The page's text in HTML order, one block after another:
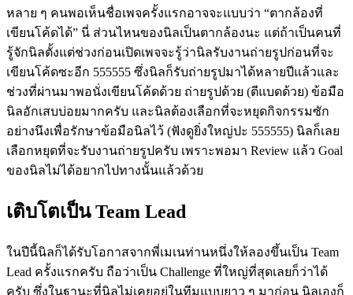
หลาย ๆ คนพอเห็นชื่อเพจครั้งแรกอาจจะแบบว่า “ตากล้องที่
เขียนโค้ดได้” นี่ ส่วนไหนของนิลเป็นตากล้องนะ แต่ถ้าเป็นคนที่
รู้จักนิลตั้งแต่ช่วงก่อนเปิดเพจจะรู้ว่านิลรับงานถ่ายรูปก่อนที่จะ
เขียนโค้ดซะอีก 555555 ซึ่งนิลก็รับถ่ายรูปมาได้หลายปีแล้วและ
ช่วงที่ผ่านมาพอนั่งเขียนโค้ดด้วย ถ่ายรูปด้วย (ตีแบดด้วย) ข้อมือ
นิลอักเสบบ่อยมากครับ และนิลต้องเลือกที่จะหยุดกิจกรรมซัก
อย่างนึงเพื่อรักษาข้อมือนิลไว้ (ฟังดูยิ่งใหญ่ปะ 555555) นิลก็เลย
เลือกหยุดที่จะรับงานถ่ายรูปครับ เพราะพอมา Review แล้ว Goal
ของนิลไม่ได้อยากไปทางนั้นแล้วด้วย
เติบโตเป็น Team Lead
ในปีนี้นิลก็ได้รับโอกาสจากพี่เมเนท่านหนึ่งให้ลองขึ้นเป็น Team
Lead ครั้งแรกครับ ถือว่าเป็น Challenge ที่ใหญ่ที่สุดเลยก็ว่าได้
ครับ ซึ่งในฐานะที่นิลไม่เคยอยู่ในทีมแบบยาว ๆ มาก่อน นิลเองก็